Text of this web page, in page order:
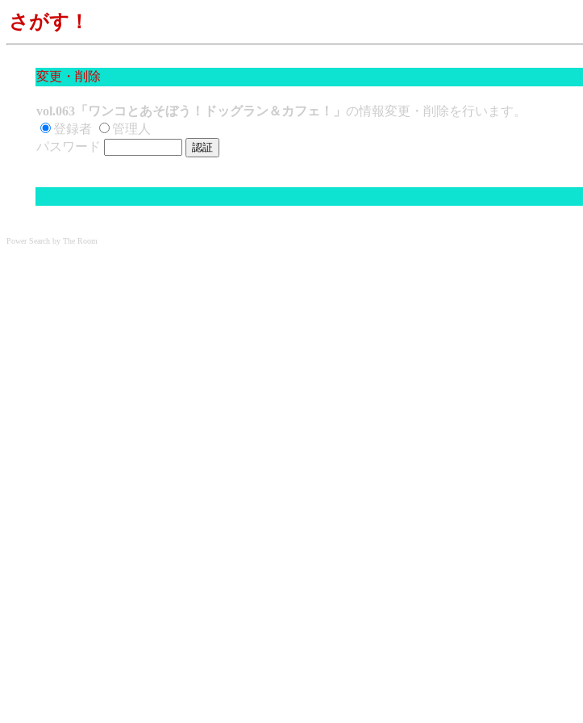
さがす！
変更・削除
vol.063「ワンコとあそぼう！ドッグラン＆カフェ！」 の情報変更・削除を行います。
登録者
管理人
パスワード
Power Search by The Room